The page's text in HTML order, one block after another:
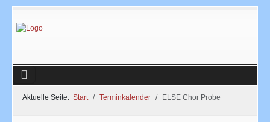
Aktuelle Seite: Start Terminkalender ELSE Chor Probe